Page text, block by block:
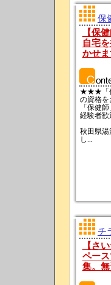
保
【保
自宅
かせ
★★★「
の資格
「保健
経験者歓
秋田県湯
し...
チ
【さ
ペー
集。